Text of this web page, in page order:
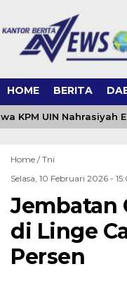
HOME BERITA
KPM UIN Nahrasiyah
Home /Tni
Selasa, 10 Februari 2026 -
Jembatan
di Linge
Persen